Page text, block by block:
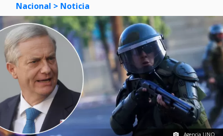
Nacional > Noticia
Agencia UNO